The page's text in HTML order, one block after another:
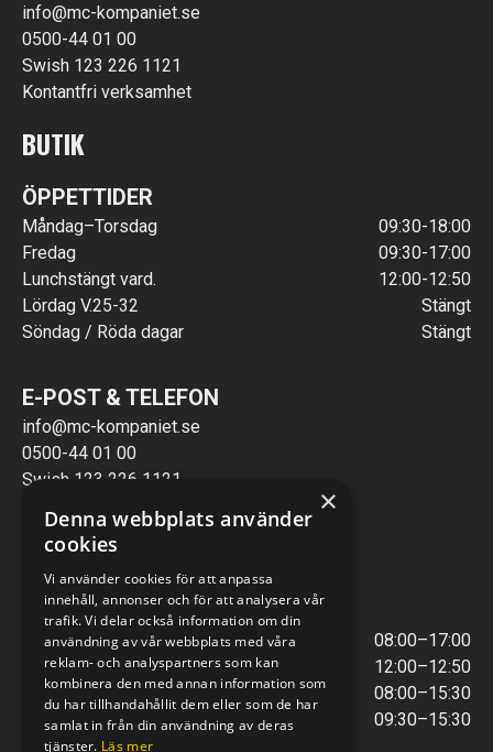
info@mc-kompaniet.se
0500-44 01 00
Swish 123 226 1121
Kontantfri verksamhet
BUTIK
ÖPPETTIDER
Måndag–Torsdag
09:30-18:00
Fredag
09:30-17:00
Lunchstängt vard.
12:00-12:50
Lördag V.25-32
Stängt
Söndag / Röda dagar
Stängt
E-POST & TELEFON
info@mc-kompaniet.se
0500-44 01 00
Swish 123 226 1121
Kontantfri verksamhet
VERKSTAD
ÖPPETTIDER
Måndag - Torsdag
08:00–17:00
Lunchstängt
12:00–12:50
Fredagar
08:00–15:30
Telefontider
09:30–15:30
×
Denna webbplats använder
cookies
Vi använder cookies för att anpassa
innehåll, annonser och för att analysera vår
trafik. Vi delar också information om din
användning av vår webbplats med våra
reklam- och analyspartners som kan
kombinera den med annan information som
du har tillhandahållit dem eller som de har
samlat in från din användning av deras
tjänster. Läs mer